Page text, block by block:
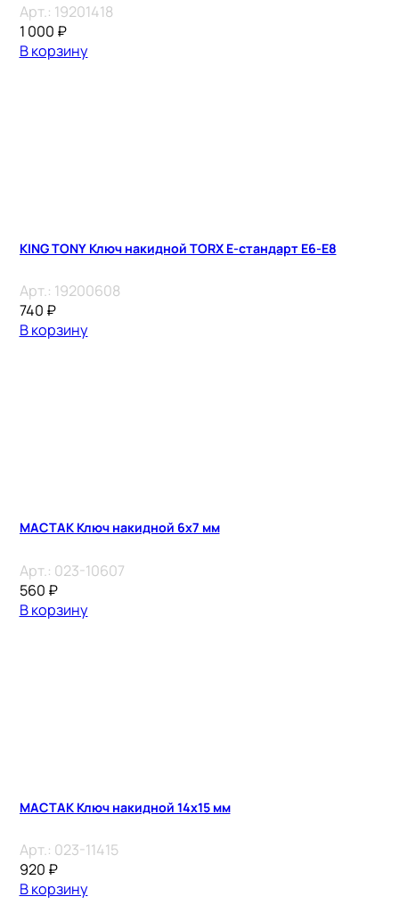
Арт.: 19201418
1 000 ₽
В корзину
KING TONY Ключ накидной TORX E-стандарт E6-E8
Арт.: 19200608
740 ₽
В корзину
МАСТАК Ключ накидной 6х7 мм
Арт.: 023-10607
560 ₽
В корзину
МАСТАК Ключ накидной 14х15 мм
Арт.: 023-11415
920 ₽
В корзину